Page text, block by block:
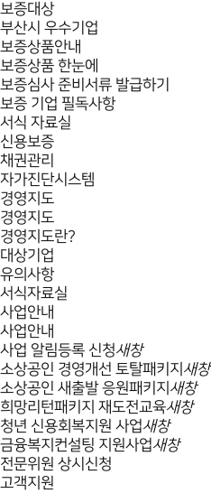
보증대상
부산시 우수기업
보증상품안내
보증상품 한눈에
보증심사 준비서류 발급하기
보증 기업 필독사항
서식 자료실
신용보증
채권관리
자가진단시스템
경영지도
경영지도
경영지도란?
대상기업
유의사항
서식자료실
사업안내
사업안내
사업 알림등록 신청새창
소상공인 경영개선 토탈패키지 새창
소상공인 새출발 응원패키지 새창
희망리턴패키지 재도전교육새창
청년 신용회복지원 사업새창
금융복지컨설팅 지원사업새창
전문위원 상시신청
고객지원